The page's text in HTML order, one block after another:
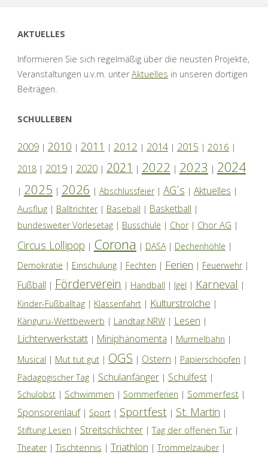
AKTUELLES
Informieren Sie sich regelmäßig über die neusten Projekte,
Veranstaltungen u.v.m. unterAktuelles in unseren dortigen
Beiträgen.
SCHULLEBEN
2009| 2010 | 2011 | 2012 | 2014| 2015 | 2016 |
2018| 2019| 2020| 2021 | 2022 | 2023 | 2024
| 2025 | 2026 | Abschlussfeier| AG´s | Aktuelles |
Ausflug| Balltrichter| Baseball | Basketball |
bundesweiter Vorlesetag| Busschule | Chor| Chor AG |
Circus Lollipop | Corona | DASA| Dechenhöhle |
Demokratie | Einschulung| Fechten | Ferien | Feuerwehr|
Fußball | Förderverein | Handball | Igel | Karneval |
Kinder-Fußballtag| Klassenfahrt| Kulturstrolche |
Känguru-Wettbewerb | Landtag NRW| Lesen |
Lichterwerkstatt| Miniphänomenta | Murmelbahn |
Musical | Mut tut gut| OGS | Ostern | Papierschöpfen |
Pädagogischer Tag| Schulanfänger| Schulfest|
Schulobst| Schwimmen | Sommerferien | Sommerfest|
Sponsorenlauf| Sport| Sportfest | St. Martin |
Stiftung Lesen | Streitschlichter|Tag der offenen Tür|
Theater|Tischtennis | Triathlon | Trommelzauber|